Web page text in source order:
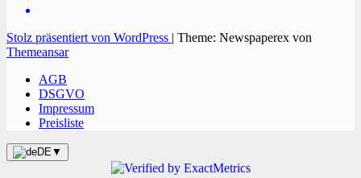
Stolz präsentiert von WordPress | Theme: Newspaperex von
Themeansar
AGB
DSGVO
Impressum
Preisliste
DE ▼